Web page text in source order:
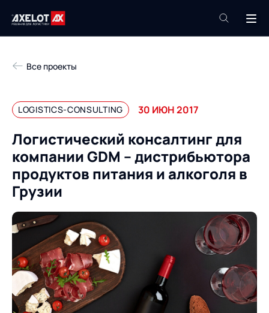
Техподдержка
Продукты
Роботизация
База знаний
Услуги
Пресс-центр
О компании
О компании
Партнеры
Продукты
Все проекты
LOGISTICS-CONSULTING 30 ИЮН 2017
Логистический консалтинг для
компании GDM – дистрибьютора
продуктов питания и алкоголя в
Грузии